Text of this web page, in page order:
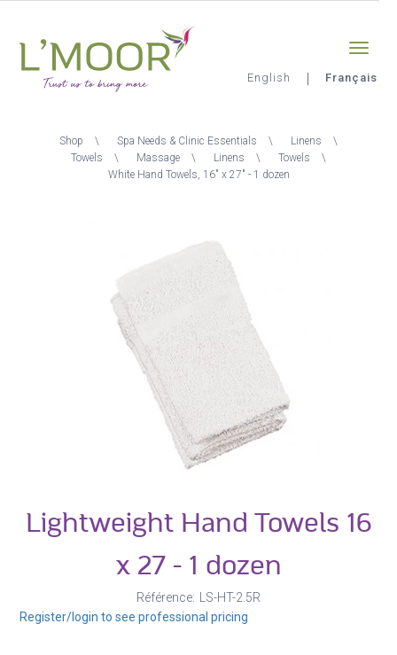
contenu
principal
English Français
Shop Spa Needs & Clinic Essentials
Linens
Towels
Massage Linens
Towels
White Hand Towels, 16" x 27" - 1 dozen
Lightweight Hand Towels 16
x 27 - 1 dozen
Référence
LS-HT-2.5R
Register/login to see professional pricing